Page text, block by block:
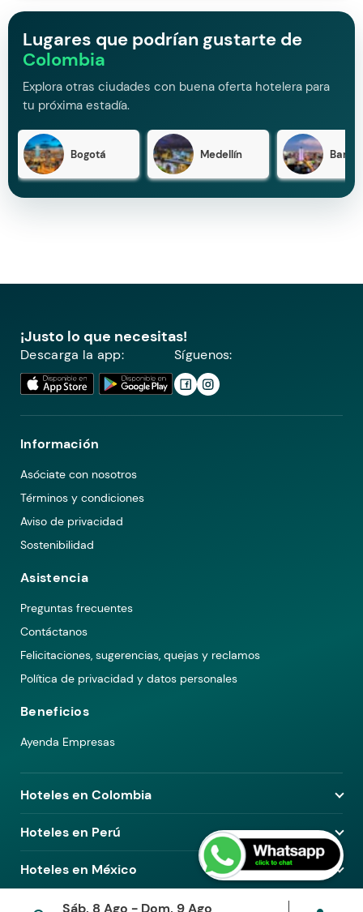
Lugares que podrían gustarte de
Colombia
Explora otras ciudades con buena oferta hotelera para
tu próxima estadía.
Bogotá Medellín
¡Justo lo que necesitas!
Descarga la app: Síguenos:
Información
Asóciate con nosotros
Términos y condiciones
Aviso de privacidad
Sostenibilidad
Asistencia
Preguntas frecuentes
Contáctanos
Felicitaciones, sugerencias, quejas y reclamos
Política de privacidad y datos personales
Beneficios
Ayenda Empresas
Hoteles en Colombia
Hoteles en Medellín
Hoteles en Bogotá
Hoteles en Pereira
Hoteles en Perú
Hoteles en Lima
Hoteles en Arequipa
Hoteles en México
Hoteles en Ciudad de México
Sáb, 8 Ago - Dom, 9 Ago